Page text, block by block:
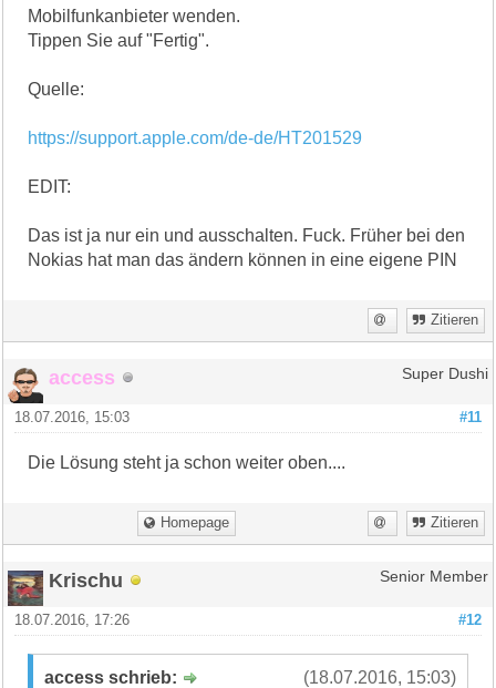
Mobilfunkanbieter wenden.
Tippen Sie auf "Fertig".
Quelle:
https://support.apple.com/de-de/HT201529
EDIT:
Das ist ja nur ein und ausschalten. Fuck. Früher bei den
Nokias hat man das ändern können in eine eigene PIN
Zitieren
access Super Dushi
#11
18.07.2016, 15:03
Die Lösung steht ja schon weiter oben....
Homepage Zitieren
Krischu Senior Member
#12
18.07.2016, 17:26
(18.07.2016, 15:03)
access schrieb: